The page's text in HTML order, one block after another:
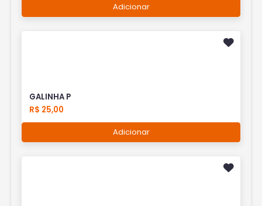
Adicionar
GALINHA P
R$ 25,00
Adicionar